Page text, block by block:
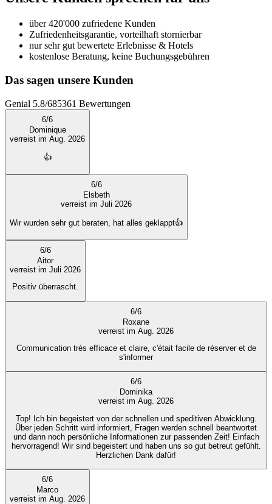
über 420'000 zufriedene Kunden
Zufriedenheitsgarantie, vorteilhaft stornierbar
nur sehr gut bewertete Erlebnisse & Hotels
kostenlose Beratung, keine Buchungsgebühren
Das sagen unsere Kunden
Genial 5.8/685361 Bewertungen
6/6
Dominique
verreist im Aug. 2026
👍
6/6
Elsbeth
verreist im Juli 2026
Wir wurden sehr gut beraten, hat alles geklappt👍
6/6
Aitor
verreist im Juli 2026
Positiv überrascht.
6/6
Roxane
verreist im Aug. 2026
Communication très efficace et claire, c'était facile de réserver et de
s'informer
6/6
Dominika
verreist im Aug. 2026
Top! Ich bin begeistert von der schnellen und speditiven Abwicklung.
Über jeden Schritt wird informiert, Fragen werden schnell beantwortet
und dann noch persönliche Informationen zur passenden Zeit! Einfach
hervorragend! Wir sind begeistert und haben uns so gut betreut gefühlt.
Herzlichen Dank dafür!
6/6
Marco
verreist im Aug. 2026